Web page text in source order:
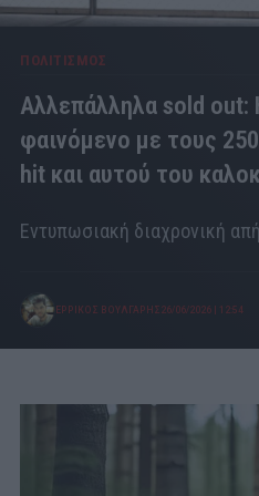
ΠΟΛΙΤΙΣΜΟΣ
Αλλεπάλληλα sold out:
φαινόμενο με τους
hit και αυτού του
Εντυπωσιακή διαχρονική
ΕΡΡΙΚΟΣ ΒΟΥΛΓΑΡΗΣ 26/06/2026 12:54